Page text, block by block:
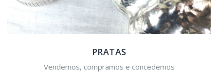
PRATAS
Vendemos, compramos e concedemos